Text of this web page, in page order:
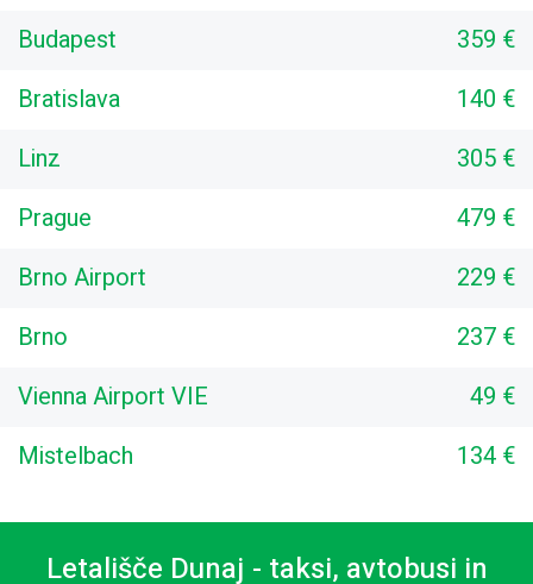
Budapest
359 €
Bratislava
140 €
Linz
305 €
Prague
479 €
Brno Airport
229 €
Brno
237 €
Vienna Airport VIE
49 €
Mistelbach
134 €
Letališče Dunaj - taksi, avtobusi in